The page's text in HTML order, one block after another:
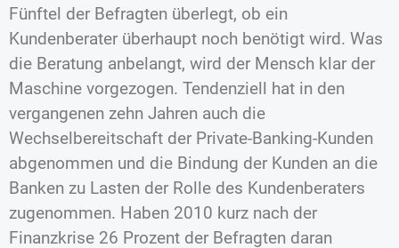
Fünftel der Befragten überlegt, ob ein
Kundenberater überhaupt noch benötigt wird. Was
die Beratung anbelangt, wird der Mensch klar der
Maschine vorgezogen. Tendenziell hat in den
vergangenen zehn Jahren auch die
Wechselbereitschaft der Private-Banking-Kunden
abgenommen und die Bindung der Kunden an die
Banken zu Lasten der Rolle des Kundenberaters
zugenommen. Haben 2010 kurz nach der
Finanzkrise 26 Prozent der Befragten daran